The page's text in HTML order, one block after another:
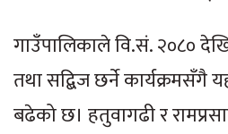
गाउँपालिकाले वि.सं. २०८०
तथा सद्बिज छर्ने कार्यक्रमसँगै
बढेको छ। हतुवागढी र